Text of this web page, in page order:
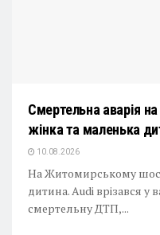
Смертельна аварія на
жінка та маленька
10.08.2026
На Житомирському
дитина. Audi врізався у
смертельну ДТП,...